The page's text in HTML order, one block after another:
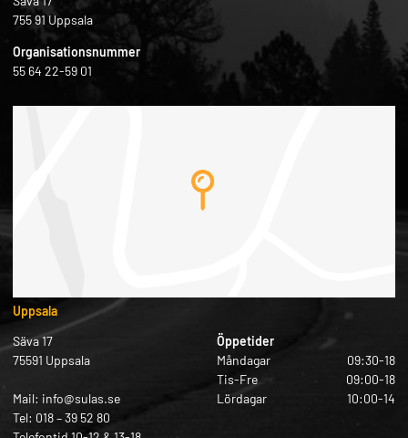
755 91 Uppsala
Organisationsnummer
55 64 22-59 01
Uppsala
Säva 17
75591 Uppsala
Mail: info@sulas.se
Tel: 018 – 39 52 80
Öppetider
Måndagar
09:30-18
Tis-Fre
09:00-18
Lördagar
10:00-14